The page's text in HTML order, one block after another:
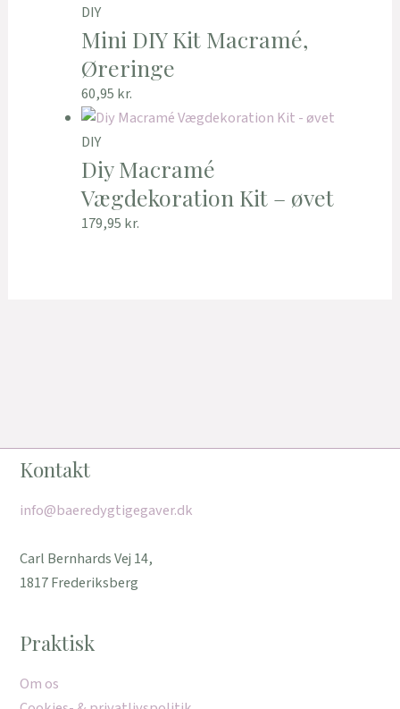
DIY
Mini DIY Kit Macramé,
Øreringe
60,95 kr.
DIY
Diy Macramé
Vægdekoration Kit – øvet
179,95 kr.
Kontakt
info@baeredygtigegaver.dk
Carl Bernhards Vej 14,
1817 Frederiksberg
Praktisk
Om os